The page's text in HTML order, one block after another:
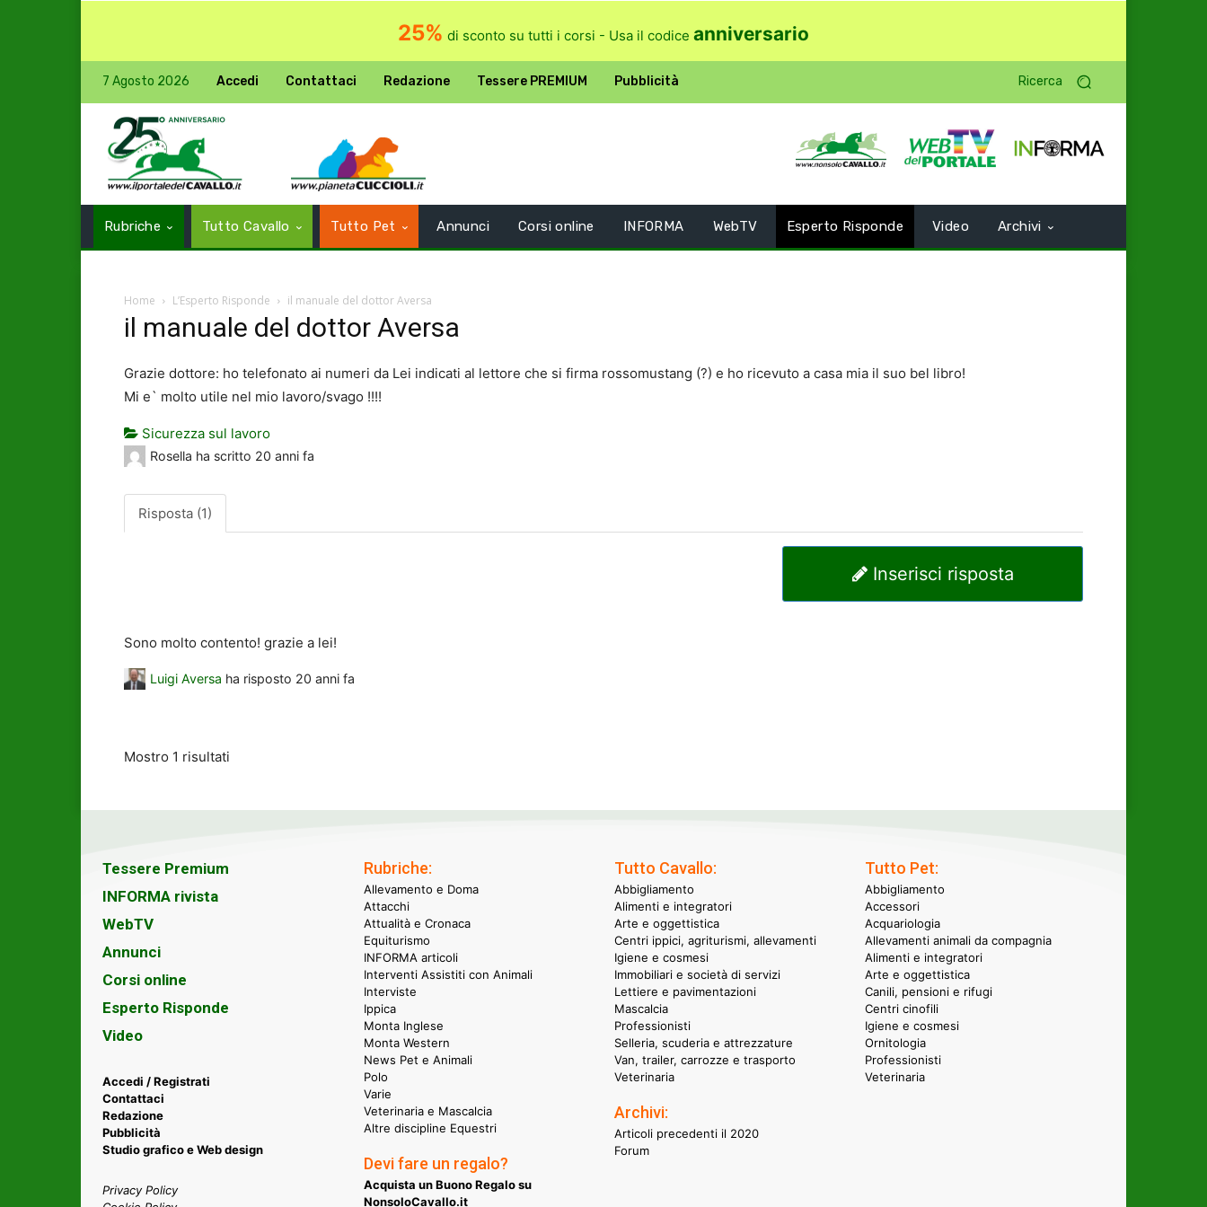
25% di sconto su tutti i corsi - Usa il codice anniversario
7 Agosto 2026 Accedi Contattaci Redazione Tessere PREMIUM Pubblicità Ricerca
Rubriche Tutto Cavallo Tutto Pet Annunci Corsi online INFORMA WebTV Esperto Risponde Video Archivi
Home L’Esperto Risponde il manuale del dottor Aversa
il manuale del dottor Aversa
Grazie dottore: ho telefonato ai numeri da Lei indicati al lettore che si firma rossomustang (?) e ho ricevuto a casa mia il suo bel libro!
Mi e` molto utile nel mio lavoro/svago !!!!
Sicurezza sul lavoro
Rosella ha scritto 20 anni fa
Risposta (1)
Inserisci risposta
Sono molto contento! grazie a lei!
Luigi Aversa ha risposto 20 anni fa
Mostro 1 risultati
Tessere Premium
INFORMA rivista
WebTV
Annunci
Corsi online
Esperto Risponde
Video
Accedi / Registrati
Contattaci
Redazione
Pubblicità
Studio grafico e Web design
Privacy Policy
Rubriche:
Allevamento e Doma
Attacchi
Attualità e Cronaca
Equiturismo
INFORMA articoli
Interventi Assistiti con Animali
Interviste
Ippica
Monta Inglese
Monta Western
News Pet e Animali
Polo
Varie
Veterinaria e Mascalcia
Altre discipline Equestri
Devi fare un regalo?
Acquista un Buono Regalo su
NonsoloCavallo.it
Tutto Cavallo:
Abbigliamento
Alimenti e integratori
Arte e oggettistica
Centri ippici, agriturismi, allevamenti
Igiene e cosmesi
Immobiliari e società di servizi
Lettiere e pavimentazioni
Mascalcia
Professionisti
Selleria, scuderia e attrezzature
Van, trailer, carrozze e trasporto
Veterinaria
Archivi:
Articoli precedenti il 2020
Forum
Tutto Pet:
Abbigliamento
Accessori
Acquariologia
Allevamenti animali da compagnia
Alimenti e integratori
Arte e oggettistica
Canili, pensioni e rifugi
Centri cinofili
Igiene e cosmesi
Ornitologia
Professionisti
Veterinaria